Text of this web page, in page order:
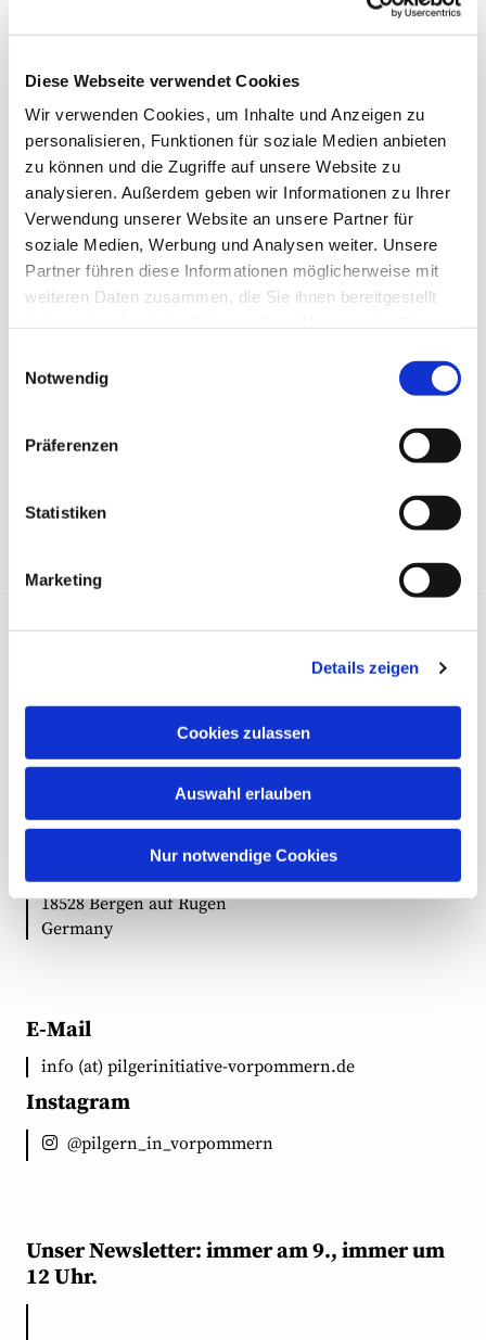
Diese Webseite verwendet Cookies
Wir verwenden Cookies, um Inhalte und Anzeigen zu
personalisieren, Funktionen für soziale Medien anbieten
zu können und die Zugriffe auf unsere Website zu
analysieren. Außerdem geben wir Informationen zu Ihrer
Verwendung unserer Website an unsere Partner für
soziale Medien, Werbung und Analysen weiter. Unsere
Partner führen diese Informationen möglicherweise mit
weiteren Daten zusammen, die Sie ihnen bereitgestellt
Notwendig
Präferenzen
Statistiken
Marketing
Details zeigen
Cookies zulassen
Auswahl erlauben
Nur notwendige Cookies
Kontakt
18528 Bergen auf Rügen
Germany
E-Mail
info (at) pilgerinitiative-vorpommern.de
Instagram
@pilgern_in_vorpommern
Unser Newsletter: immer am 9., immer um
12 Uhr.